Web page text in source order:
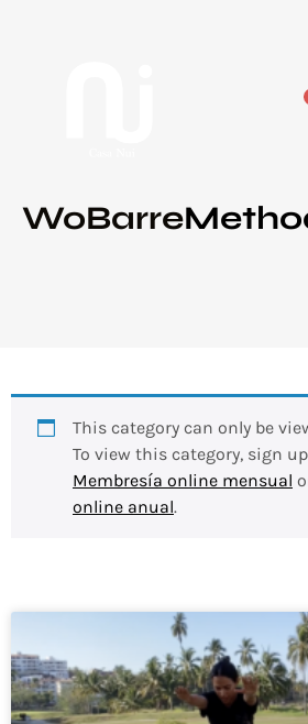
WoBarre
This category can only be
To view this category, sign
Membresía online mensual
online anual.